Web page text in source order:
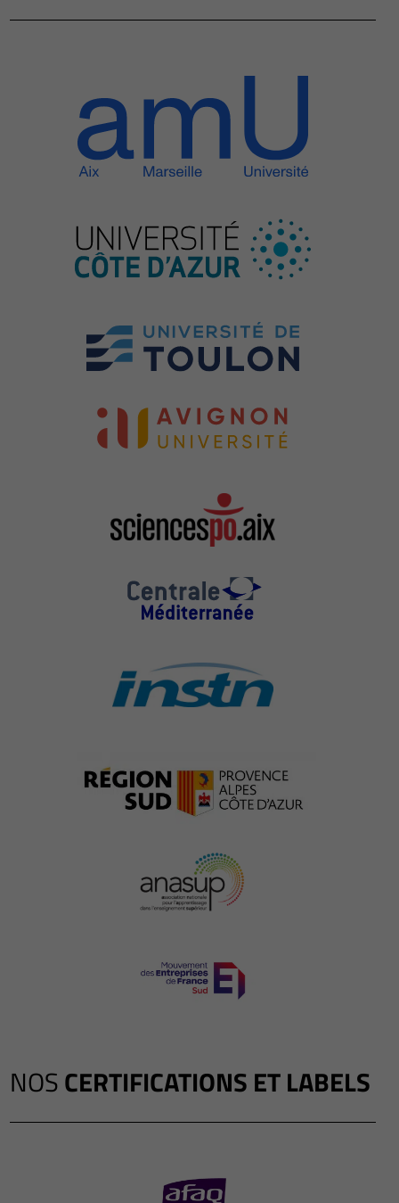
NOSCERTIFICATIONS ET LABELS